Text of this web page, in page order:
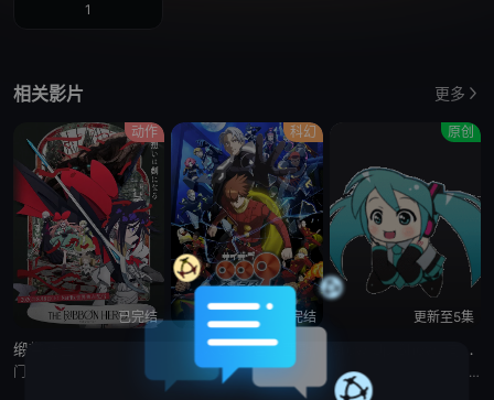
1
相关影片 更多
动作
已完结
缎带骑士
科幻
已完结
人造人009 涅墨西斯
原创
更新至5集
Grow Up Show :向日葵马戏团:
野田朋花,黒崎しおり,小山内怜央,安堂ななこ,楠木ともり,夏吉ゆうこ,鎌仓有那,岩桥由佳,茅野爱衣,钉宫理恵,山口祥行,関根明良,御园紬,冈本茉利,安藤紬,阿部碧音,及川隆之助,浅川暦,小田岛乃风,铃木絵理,杉浦しおり,漆山ゆうき,中岛卓也,角田雄二郎,野田航弥,中岛卓也,菊池康弘,角田雄二郎,村井美里,伊原正明